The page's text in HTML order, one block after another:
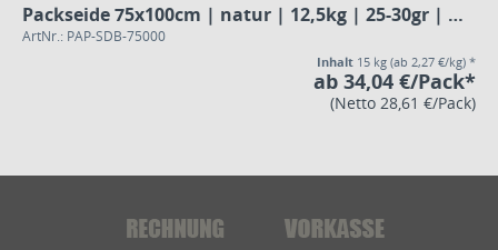
Packseide 75x100cm | natur | 12,5kg | 25-30gr | 1/1 Bogen
ArtNr.: PAP-SDB-75000
Inhalt 15 kg (ab 2,27 €/kg) *
ab 34,04 €/Pack*
(Netto 28,61 €/Pack)